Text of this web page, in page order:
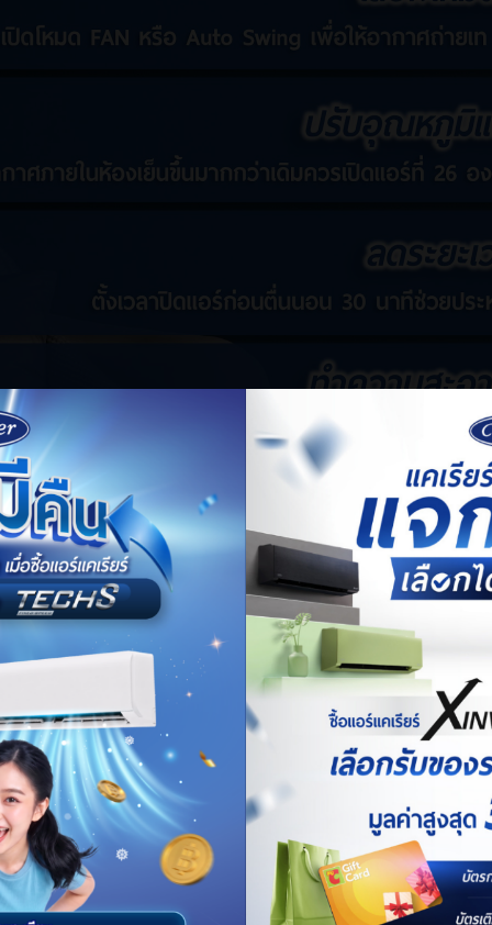
ซึ่งโหมดที่เหมาะกับหน้าหนาวนั่นก็คือ Fan Mode หรือโหมดพัดลมนั่นเอง โห
บอากาศไม่ต้องทำความเย็นเพิ่ม นื่องจากอากาศเย็นอยู่แล้ว
โหมด Eco (โหมดประหยัดพลังงาน) ซึ่งวิธีนี้จะทำให้อุณหภูมิห้องไม่เย็นจนเกินไ
ารทำความเย็นซึ่งไม่จำเป็นต่ออากาศในช่วงนี้ และเลี่ยงใช้ Dry Mode หรือโ